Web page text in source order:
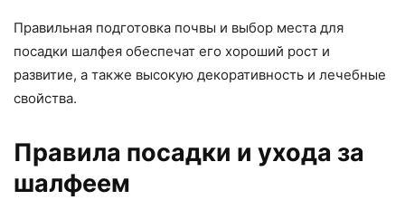
Правильная подготовка почвы и выбор места для
посадки шалфея обеспечат его хороший рост и
развитие, а также высокую декоративность и лечебные
свойства.
Правила посадки и ухода за
шалфеем